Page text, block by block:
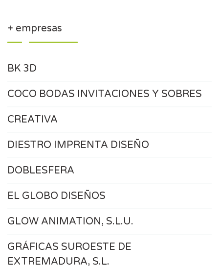
+ empresas
BK 3D
COCO BODAS INVITACIONES Y SOBRES
CREATIVA
DIESTRO IMPRENTA DISEÑO
DOBLESFERA
EL GLOBO DISEÑOS
GLOW ANIMATION, S.L.U.
GRÁFICAS SUROESTE DE
EXTREMADURA, S.L.